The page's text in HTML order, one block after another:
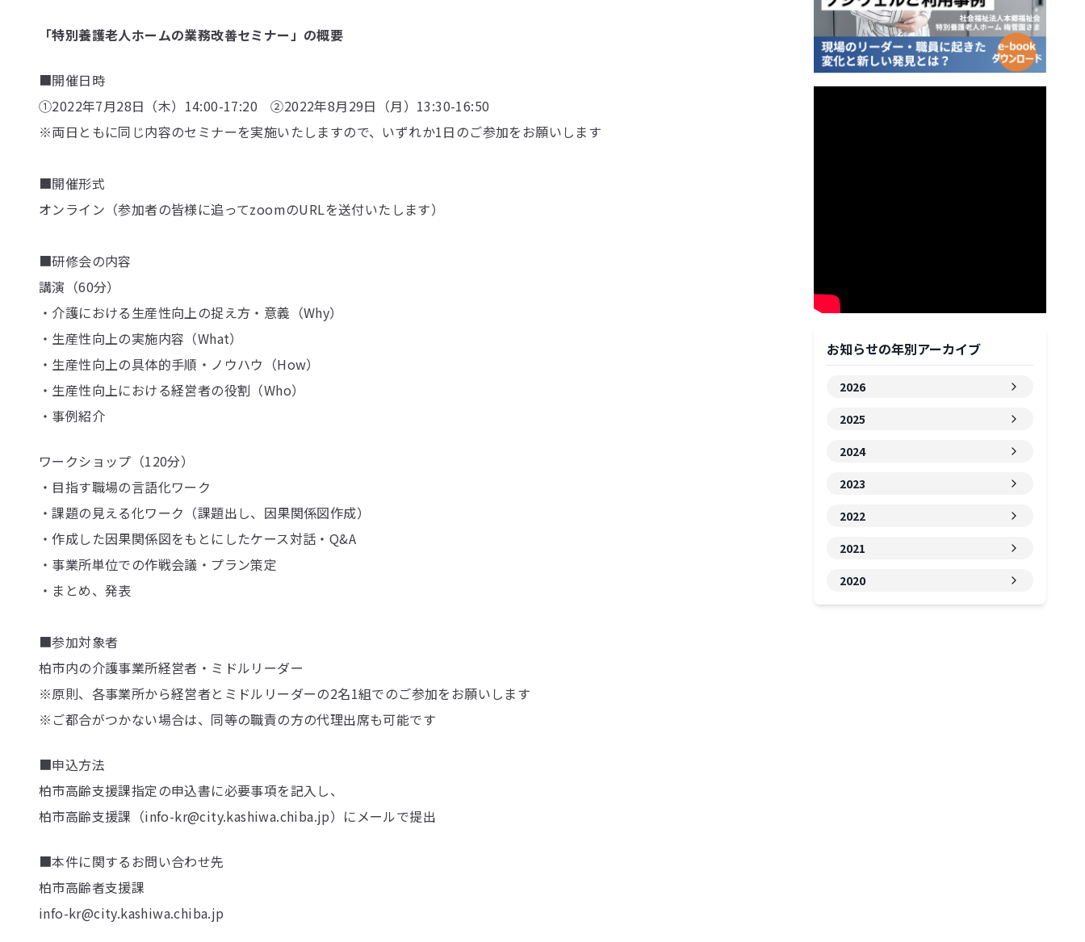
「特別養護老人ホームの業務改善セミナー」の概要
■開催日時
①2022年7月28日（木）14:00-17:20 ②2022年8月29日（月）13:30-16:50
※両日ともに同じ内容のセミナーを実施いたしますので、いずれか1日のご参加をお願いします
■開催形式
オンライン（参加者の皆様に追ってzoomのURLを送付いたします）
■研修会の内容
講演（60分）
・介護における⽣産性向上の捉え方・意義（Why）
・生産性向上の実施内容（What）
・生産性向上の具体的手順・ノウハウ（How）
・生産性向上における経営者の役割（Who）
・事例紹介
ワークショップ（120分）
・目指す職場の言語化ワーク
・課題の見える化ワーク（課題出し、因果関係図作成）
・作成した因果関係図をもとにしたケース対話・Q&A
・事業所単位での作戦会議・プラン策定
・まとめ、発表
■参加対象者
柏市内の介護事業所経営者・ミドルリーダー
※原則、各事業所から経営者とミドルリーダーの2名1組でのご参加をお願いします
※ご都合がつかない場合は、同等の職責の方の代理出席も可能です
■申込方法
柏市高齢支援課指定の申込書に必要事項を記入し、
柏市高齢支援課（info-kr@city.kashiwa.chiba.jp）にメールで提出
■本件に関するお問い合わせ先
柏市高齢者支援課
info-kr@city.kashiwa.chiba.jp
お知らせの年別アーカイブ
2026
2025
2024
2023
2022
2021
2020